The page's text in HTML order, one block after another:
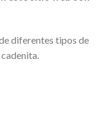
diferentes tipos de